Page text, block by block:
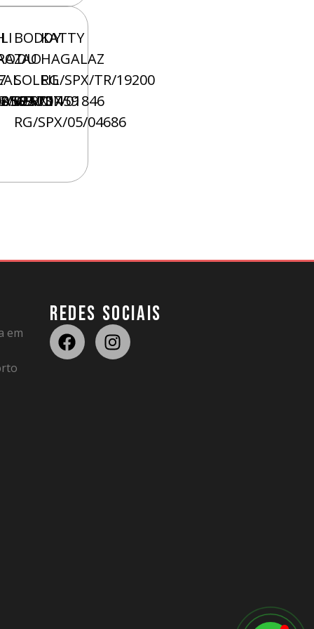
02573
03/01459
SPAI/07/01846
BODDY
DU
SOLEIL
VERNIN
RG/SPX/05/04686
KATTY
HAGALAZ
RG/SPX/TR/19200
em
REDES SOCIAIS